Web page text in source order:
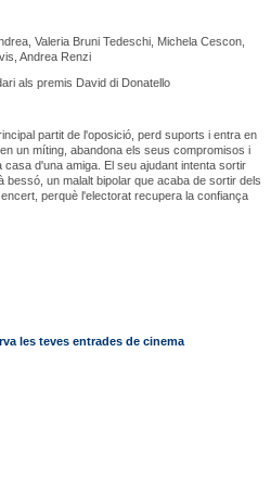
Valeria Bruni Tedeschi, Michela Cescon,
Andrea Renzi
als premis David di Donatello
partit de l'oposició, perd suports i entra en
un míting, abandona els seus compromisos i
d'una amiga. El seu ajudant intenta sortir
bessó, un malalt bipolar que acaba de sortir dels
perquè l'electorat recupera la confiança
les teves entrades de cinema